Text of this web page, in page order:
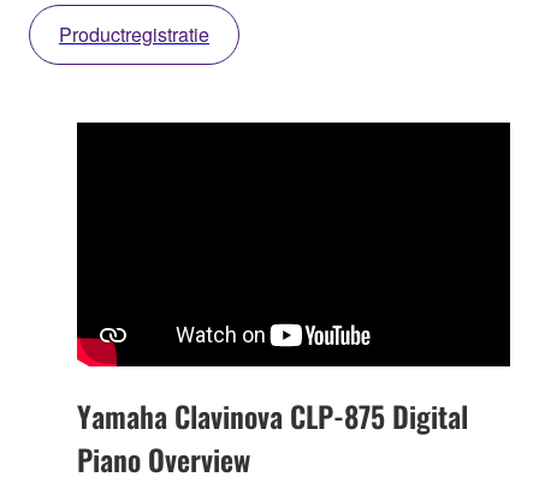
Productregistratie
Yamaha Clavinova CLP-875 Digital
Piano Overview